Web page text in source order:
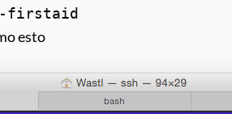
firstaid
esto